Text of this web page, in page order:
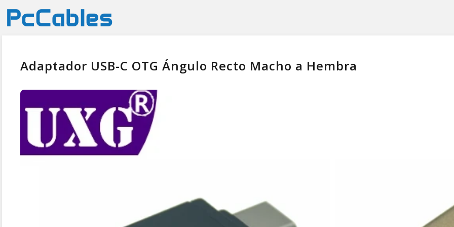
Adaptador USB-C OTG Ángulo Recto Macho a Hembra